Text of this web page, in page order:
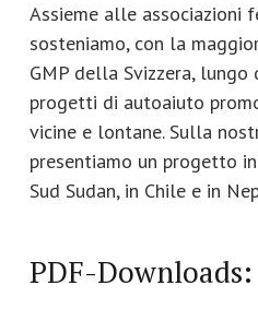
Assieme alle associazioni
sosteniamo, con la
GMP della Svizzera, lungo
progetti di autoaiuto
vicine e lontane. Sulla
presentiamo un progetto
Sud Sudan, in Chile e in
PDF-Downloads: